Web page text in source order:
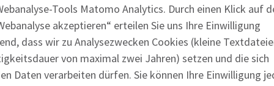
Tools Matomo Analytics. Durch einen Klick auf
akzeptieren“ erteilen Sie uns Ihre Einwilligung
dass wir zu Analysezwecken Cookies (kleine
von maximal zwei Jahren) setzen und die sich
Daten verarbeiten dürfen. Sie können Ihre Einwilligung